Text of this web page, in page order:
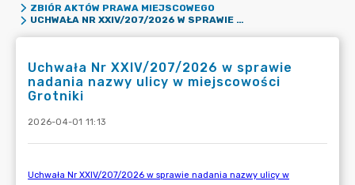
ZBIÓR AKTÓW PRAWA MIEJSCOWEGO
UCHWAŁA NR XXIV/207/2026 W SPRAWIE NADANIA NAZWY ULICY W MIEJSCOWOŚCI GROTNIKI
Uchwała Nr XXIV/207/2026 w sprawie
nadania nazwy ulicy w miejscowości
Grotniki
2026-04-01 11:13